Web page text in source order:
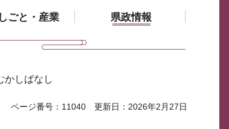
しごと・産業 県政情報
かしばなし
ページ番号：11040 更新日：2026年2月27日